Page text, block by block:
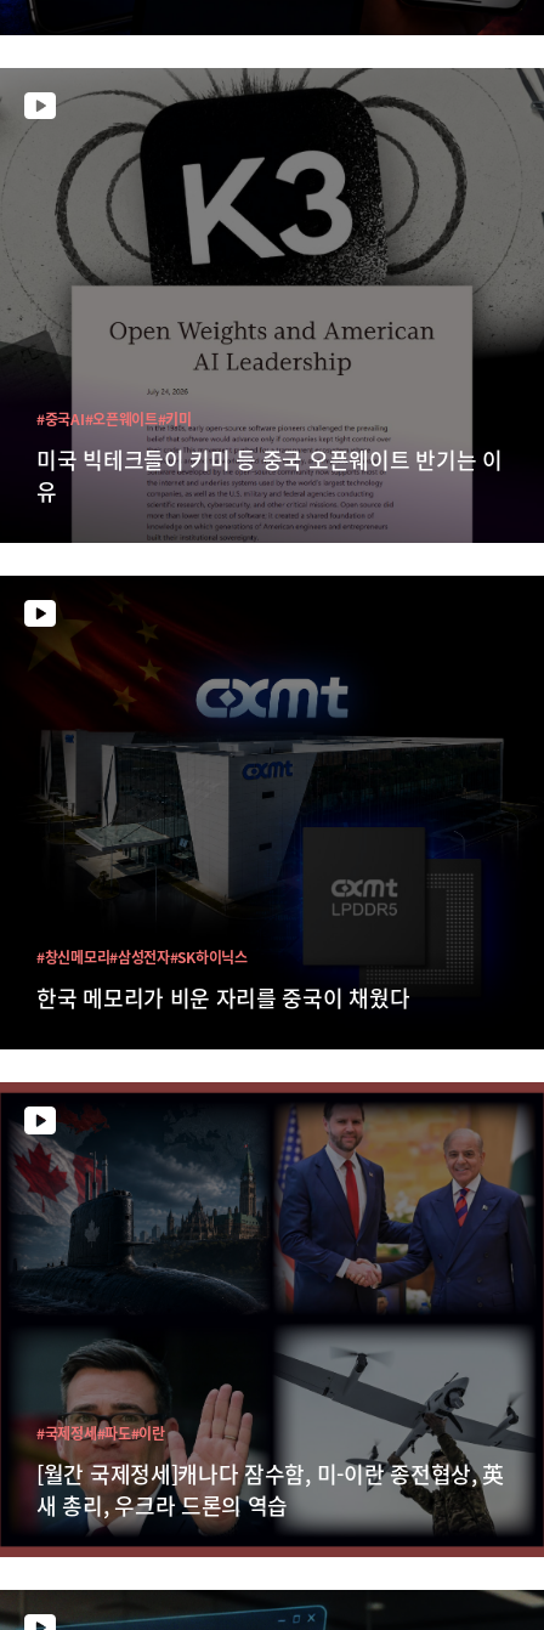
미국 빅테크들이 키미 등 중국 오픈웨이트 반기는 이
유
#중국AI#오픈웨이트#키미
한국 메모리가 비운 자리를 중국이 채웠다
#창신메모리#삼성전자#SK하이닉스
[월간 국제정세]캐나다 잠수함, 미-이란 종전협상, 英
새 총리, 우크라 드론의 역습
#국제정세#파도#이란